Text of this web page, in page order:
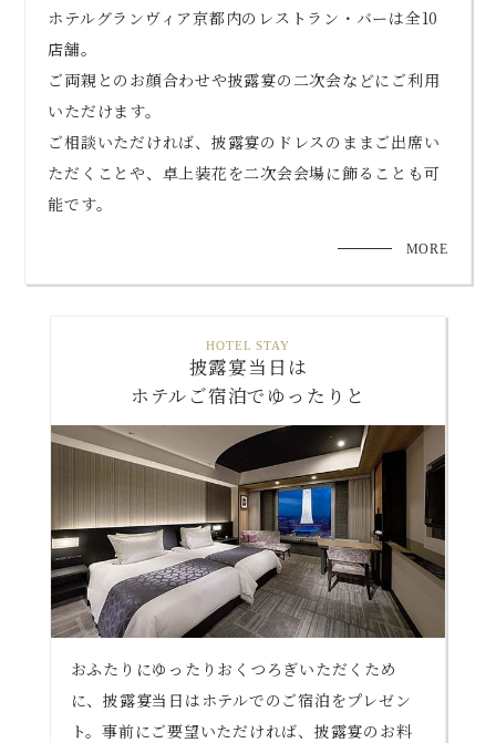
ホテルグランヴィア京都内のレストラン・バーは全10
店舗。
ご両親とのお顔合わせや披露宴の二次会などにご利用
いただけます。
ご相談いただければ、披露宴のドレスのままご出席い
ただくことや、卓上装花を二次会会場に飾ることも可
能です。
MORE
HOTEL STAY
披露宴当日は
ホテルご宿泊でゆったりと
おふたりにゆったりおくつろぎいただくため
に、披露宴当日はホテルでのご宿泊をプレゼン
ト。事前にご要望いただければ、披露宴のお料